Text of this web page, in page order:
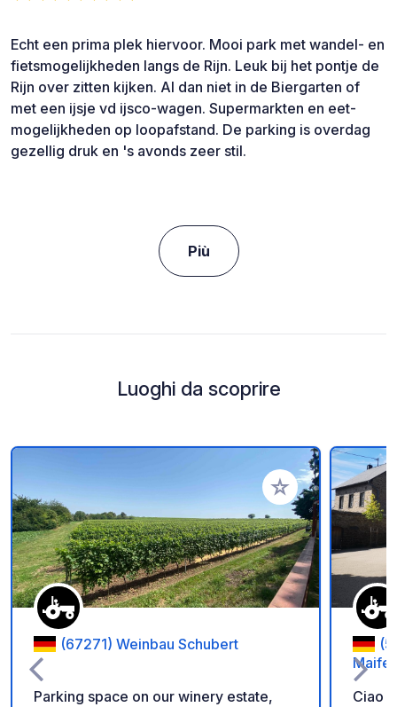
Echt een prima plek hiervoor. Mooi park met wandel- en
fietsmogelijkheden langs de Rijn. Leuk bij het pontje de
Rijn over zitten kijken. Al dan niet in de Biergarten of
met een ijsje vd ijsco-wagen. Supermarkten en eet-
mogelijkheden op loopafstand. De parking is overdag
gezellig druk en 's avonds zeer stil.
Più
Luoghi da scoprire
Aggiungi ai tuoi
(67271) Weinbau Schubert
Parking space on our winery estate,
Ciao